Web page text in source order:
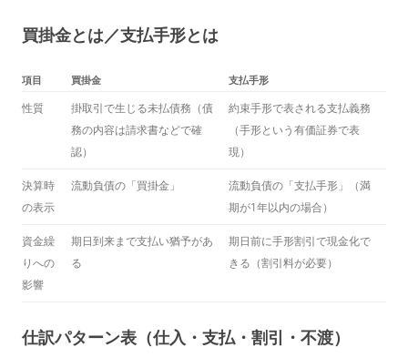
買掛金とは／支払手形とは
項目 買掛金 支払手形
性質
掛取引で生じる未払債務（債
務の内容は請求書などで確
認）
約束手形で表される支払義務
（手形という有価証券で表
現）
決算時
の表示
流動負債の「買掛金」
流動負債の「支払手形」（満
期が1年以内の場合）
資金繰
りへの
影響
期日到来まで支払い猶予があ
る
期日前に手形割引で現金化で
きる（割引料が必要）
仕訳パターン表（仕入・支払・割引・不渡）